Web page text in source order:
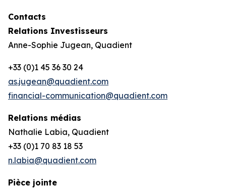
Contacts
Relations Investisseurs
Anne-Sophie Jugean, Quadient
+33 (0)1 45 36 30 24
as.jugean@quadient.com
financial-communication@quadient.com
Relations médias
Nathalie Labia, Quadient
+33 (0)1 70 83 18 53
n.labia@quadient.com
Pièce jointe